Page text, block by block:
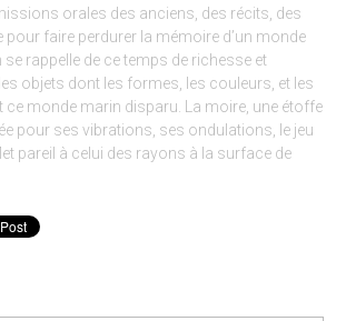
orales des anciens, des récits, des
pour faire perdurer la mémoire d’un monde
rappelle de ce temps de richesse et
objets dont les formes, les couleurs, et les
ce monde marin disparu. La moire, une étoffe
pour ses vibrations, ses ondulations, le jeu
pareil à celui des rayons à la surface de